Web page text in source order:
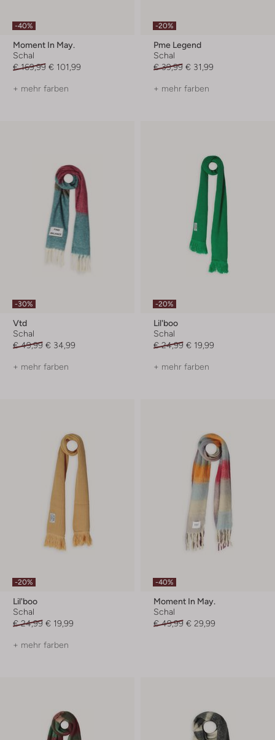
-40%
Moment In May.
Schal
€ 169,99 € 101,99
+ mehr farben
-20%
Pme Legend
Schal
€ 39,99 € 31,99
+ mehr farben
-30%
Vtd
Schal
€ 49,99 € 34,99
+ mehr farben
-20%
Lil'boo
Schal
€ 24,99 € 19,99
+ mehr farben
-20%
Lil'boo
Schal
€ 24,99 € 19,99
+ mehr farben
-40%
Moment In May.
Schal
€ 49,99 € 29,99